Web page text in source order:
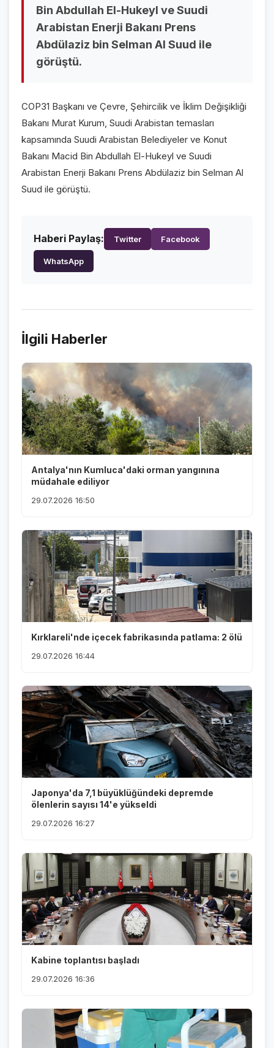
KURUMSAL
HAKKIMIZDA
Bin Abdullah El-Hukeyl ve Suudi
Arabistan Enerji Bakanı Prens
Abdülaziz bin Selman Al Suud ile
görüştü.
COP31 Başkanı ve Çevre, Şehircilik ve İklim Değişikliği
Bakanı Murat Kurum, Suudi Arabistan temasları
kapsamında Suudi Arabistan Belediyeler ve Konut
Bakanı Macid Bin Abdullah El-Hukeyl ve Suudi
Arabistan Enerji Bakanı Prens Abdülaziz bin Selman Al
Suud ile görüştü.
Haberi Paylaş: Twitter Facebook
WhatsApp
İlgili Haberler
Antalya'nın Kumluca'daki orman yangınına
müdahale ediliyor
29.07.2026 16:50
Kırklareli'nde içecek fabrikasında patlama: 2 ölü
29.07.2026 16:44
Japonya'da 7,1 büyüklüğündeki depremde
ölenlerin sayısı 14'e yükseldi
29.07.2026 16:27
Kabine toplantısı başladı
29.07.2026 16:36